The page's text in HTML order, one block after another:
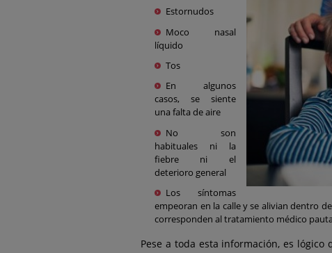
Estornudos
Moco nasal
líquido
Tos
En algunos
casos, se siente
una falta de aire
No son
habituales ni la
fiebre ni el
deterioro general
Los síntomas
empeoran en la calle y se alivian dentro
corresponden al tratamiento médico
Pese a toda esta información, es